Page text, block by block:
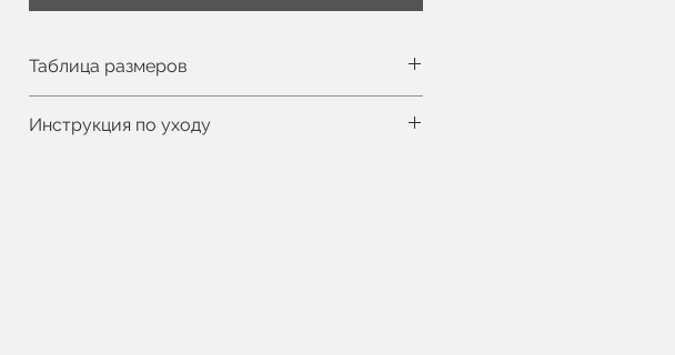
Таблица размеров
Рост модели 172см, на ней EU 36 размер
Инструкция по уходу